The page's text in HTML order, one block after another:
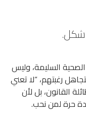
شكل.
السليمة، وليس
رغبتهم، “لا تعني
القانون، بل لأن
حرة لمن نحب.